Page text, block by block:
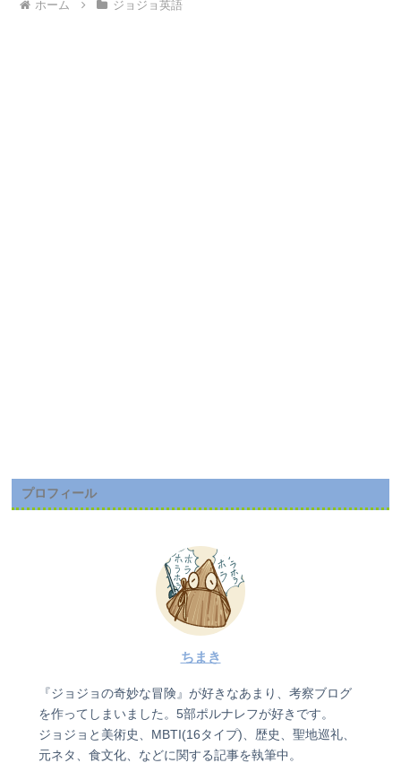
ホーム ジョジョ英語
プロフィール
ちまき
『ジョジョの奇妙な冒険』が好きなあまり、考察ブログ
を作ってしまいました。5部ポルナレフが好きです。
ジョジョと美術史、MBTI(16タイプ)、歴史、聖地巡礼、
元ネタ、食文化、などに関する記事を執筆中。